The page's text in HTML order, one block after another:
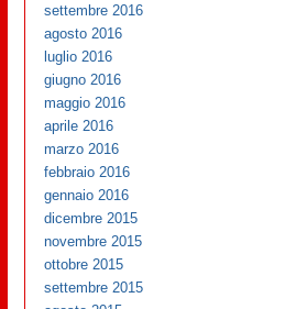
settembre 2016
agosto 2016
luglio 2016
giugno 2016
maggio 2016
aprile 2016
marzo 2016
febbraio 2016
gennaio 2016
dicembre 2015
novembre 2015
ottobre 2015
settembre 2015